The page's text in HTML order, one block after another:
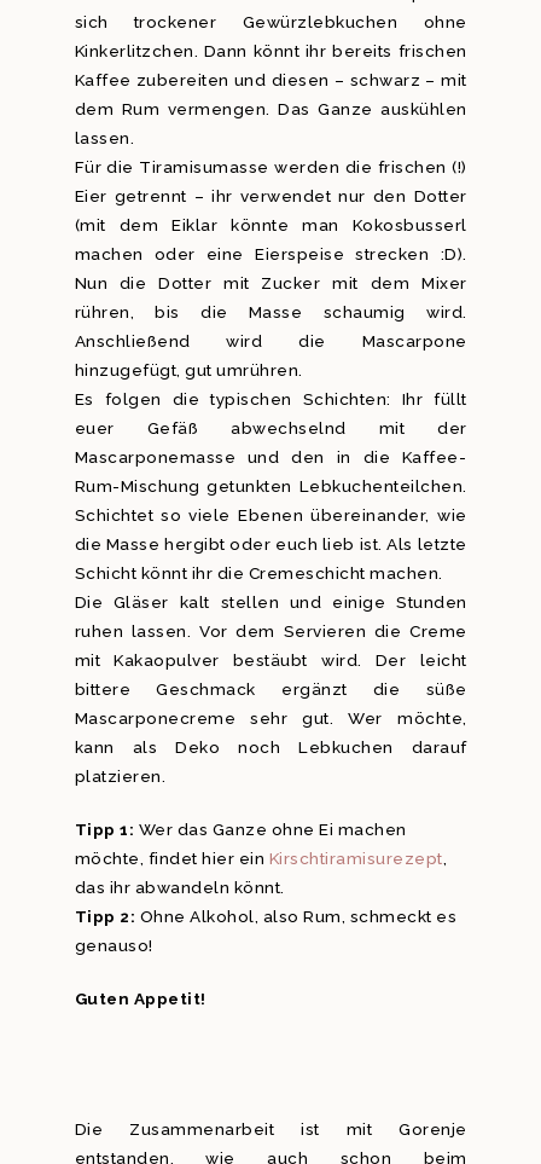
sich trockener Gewürzlebkuchen ohne
Kinkerlitzchen. Dann könnt ihr bereits frischen
Kaffee zubereiten und diesen – schwarz – mit
dem Rum vermengen. Das Ganze auskühlen
lassen.
Für die Tiramisumasse werden die frischen (!)
Eier getrennt – ihr verwendet nur den Dotter
(mit dem Eiklar könnte man Kokosbusserl
machen oder eine Eierspeise strecken :D).
Nun die Dotter mit Zucker mit dem Mixer
rühren, bis die Masse schaumig wird.
Anschließend wird die Mascarpone
hinzugefügt, gut umrühren.
Es folgen die typischen Schichten: Ihr füllt
euer Gefäß abwechselnd mit der
Mascarponemasse und den in die Kaffee-
Rum-Mischung getunkten Lebkuchenteilchen.
Schichtet so viele Ebenen übereinander, wie
die Masse hergibt oder euch lieb ist. Als letzte
Schicht könnt ihr die Cremeschicht machen.
Die Gläser kalt stellen und einige Stunden
ruhen lassen. Vor dem Servieren die Creme
mit Kakaopulver bestäubt wird. Der leicht
bittere Geschmack ergänzt die süße
Mascarponecreme sehr gut. Wer möchte,
kann als Deko noch Lebkuchen darauf
platzieren.
Tipp 1: Wer das Ganze ohne Ei machen
möchte, findet hier ein Kirschtiramisurezept
das ihr abwandeln könnt.
Tipp 2: Ohne Alkohol, also Rum, schmeckt es
genauso!
Guten Appetit!
Die Zusammenarbeit ist mit Gorenje
entstanden, wie auch schon beim